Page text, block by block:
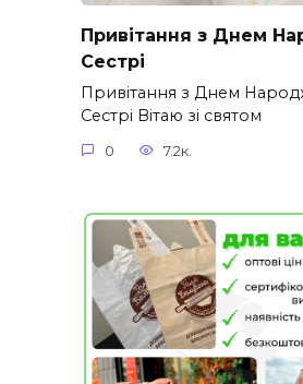
Привітання з Днем
Сестрі
Привітання з Днем
Сестрі Вітаю зі святом
0 7.2к.